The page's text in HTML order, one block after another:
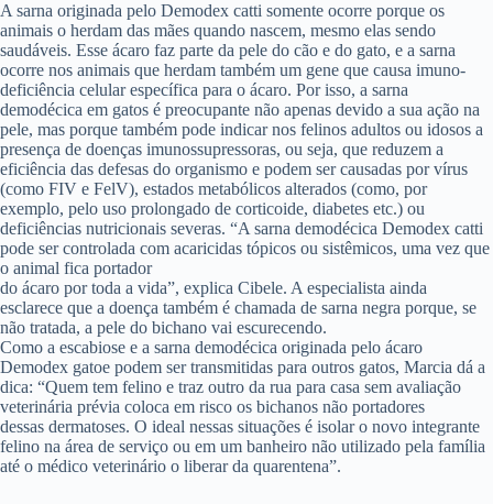
A sarna originada pelo Demodex catti somente ocorre porque os
animais o herdam das mães quando nascem, mesmo elas sendo
saudáveis. Esse ácaro faz parte da pele do cão e do gato, e a sarna
ocorre nos animais que herdam também um gene que causa imuno-
deficiência celular específica para o ácaro. Por isso, a sarna
demodécica em gatos é preocupante não apenas devido a sua ação na
pele, mas porque também pode indicar nos felinos adultos ou idosos a
presença de doenças imunossupressoras, ou seja, que reduzem a
eficiência das defesas do organismo e podem ser causadas por vírus
(como FIV e FelV), estados metabólicos alterados (como, por
exemplo, pelo uso prolongado de corticoide, diabetes etc.) ou
deficiências nutricionais severas. “A sarna demodécica Demodex catti
pode ser controlada com acaricidas tópicos ou sistêmicos, uma vez que
o animal fica portador
do ácaro por toda a vida”, explica Cibele. A especialista ainda
esclarece que a doença também é chamada de sarna negra porque, se
não tratada, a pele do bichano vai escurecendo.
Como a escabiose e a sarna demodécica originada pelo ácaro
Demodex gatoe podem ser transmitidas para outros gatos, Marcia dá a
dica: “Quem tem felino e traz outro da rua para casa sem avaliação
veterinária prévia coloca em risco os bichanos não portadores
dessas dermatoses. O ideal nessas situações é isolar o novo integrante
felino na área de serviço ou em um banheiro não utilizado pela família
até o médico veterinário o liberar da quarentena”.